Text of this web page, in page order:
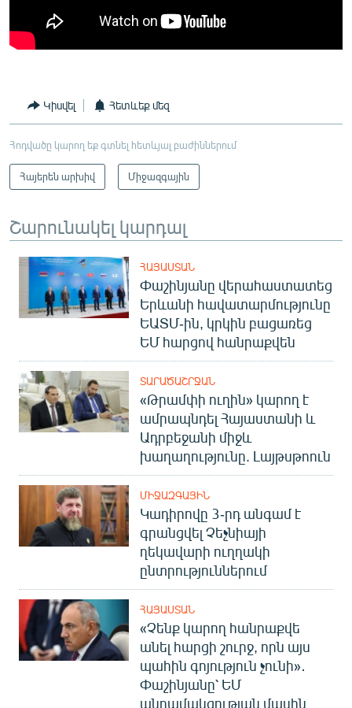
Կիսվել Հետևեք մեզ
Հոդվածը կարող եք գտնել հետևյալ բաժիններում
Հայերեն արխիվ Միջազգային
Շարունակել կարդալ
ՀԱՅԱՍՏԱՆ
Փաշինյանը վերահաստատեց
Երևանի հավատարմությունը
ԵԱՏՄ-ին, կրկին բացառեց
ԵՄ հարցով հանրաքվեն
ՏԱՐԱԾԱՇՐՋԱՆ
«Թրամփի ուղին» կարող է
ամրապնդել Հայաստանի և
Ադրբեջանի միջև
խաղաղությունը. Լայթսթոուն
ՄԻՋԱԶԳԱՅԻՆ
Կադիրովը 3-րդ անգամ է
գրանցվել Չեչնիայի
ղեկավարի ուղղակի
ընտրություններում
ՀԱՅԱՍՏԱՆ
«Չենք կարող հանրաքվե
անել հարցի շուրջ, որն այս
պահին գոյություն չունի»․
Փաշինյանը՝ ԵՄ
անդամակցության մասին